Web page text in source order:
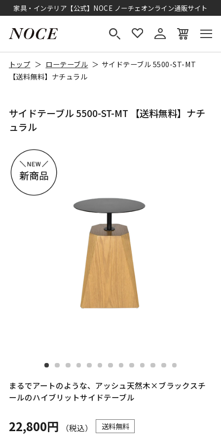
家具・インテリア【公式】NOCE ノーチェオンライン通販サイト
トップ ローテーブル
サイドテーブル 5500-ST-MT
【送料無料】ナチュラル
サイドテーブル 5500-ST-MT 【送料無料】ナチ
ュラル
まるでアートのような、アッシュ天然木×ブラックスチ
ールのハイブリットサイドテーブル
22,800円 （税込） 送料無料